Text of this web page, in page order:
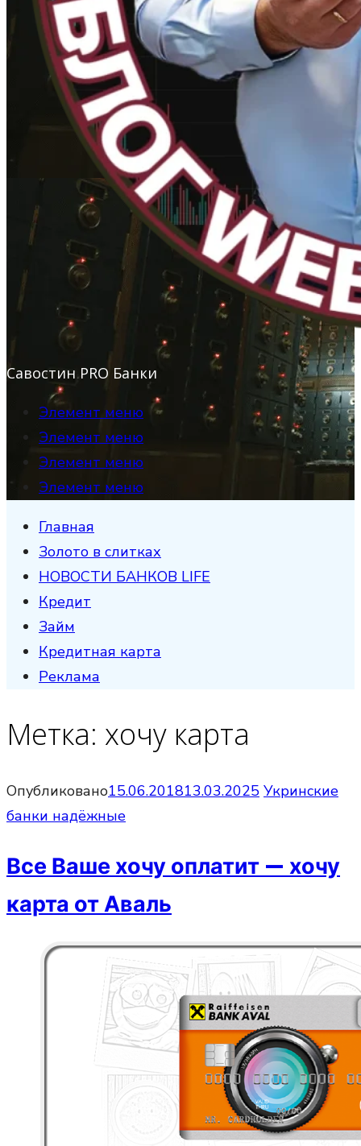
Савостин PRO Банки
Элемент меню
Элемент меню
Элемент меню
Элемент меню
Главная
Золото в слитках
НОВОСТИ БАНКОВ LIFE
Кредит
Займ
Кредитная карта
Реклама
Метка: хочу карта
Опубликовано15.06.201813.03.2025 Укринские
банки надёжные
Все Ваше хочу оплатит — хочу
карта от Аваль